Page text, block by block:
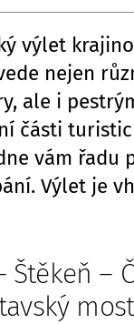
výlet
nejen
ale i
části
vám řadu
Výlet je
Štěkeň –